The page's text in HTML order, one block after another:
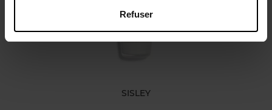
Refuser
SISLEY